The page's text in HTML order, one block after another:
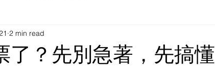
了？先別急著，先搞懂
2 min read